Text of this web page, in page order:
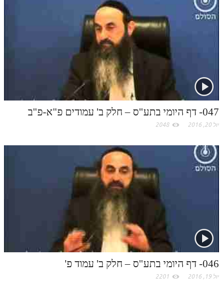
047- דף היומי בתע"ס – חלק ב' עמודים פ"א-פ"ב
יול 20, 2016 2048
046- דף היומי בתע"ס – חלק ב' עמוד פ'
יול 19, 2016 2201